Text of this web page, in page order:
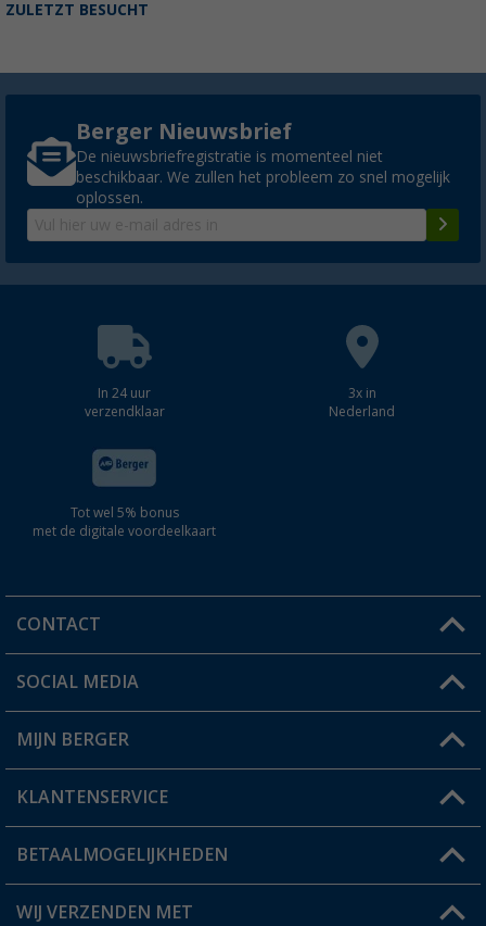
ZULETZT BESUCHT
Berger Nieuwsbrief
De nieuwsbriefregistratie is momenteel niet
beschikbaar. We zullen het probleem zo snel mogelijk
oplossen.
In 24 uur
verzendklaar
3x in
Nederland
Tot wel 5% bonus
met de digitale voordeelkaart
CONTACT
Een vraag?
Winkel vinden
SOCIAL MEDIA
MIJN BERGER
Mijn account
Status bestelling
KLANTENSERVICE
FAQ & Contact
Verzendinformatie
BETAALMOGELIJKHEDEN
WIJ VERZENDEN MET